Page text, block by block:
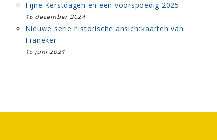
Fijne Kerstdagen en een voorspoedig 2025
16 december 2024
Nieuwe serie historische ansichtkaarten van
Franeker
15 juni 2024